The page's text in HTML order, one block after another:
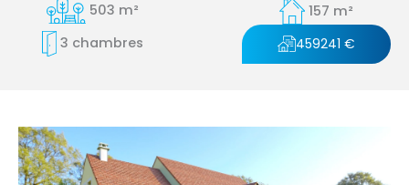
503 m²
157 m²
3 chambres
459241 €